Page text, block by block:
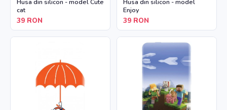
Husa din silicon - model Cute
cat
39 RON
Husa din silicon - model
Enjoy
39 RON